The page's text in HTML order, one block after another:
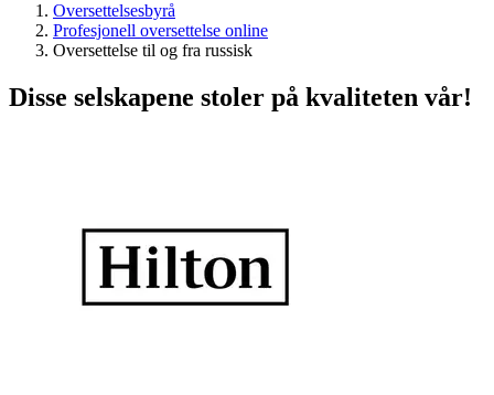
Oversettelsesbyrå
Profesjonell oversettelse online
Oversettelse til og fra russisk
Disse selskapene stoler på kvaliteten vår!